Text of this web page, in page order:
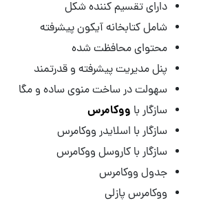
دارای تقسیم کننده شکل
شامل کتابخانه آیکون پیشرفته
محتوای محافظت شده
پنل مدیریت پیشرفته و قدرتمند
سهولت در ساختمنوی ساده و مگا
سازگار با ووکامرس
سازگار با اسلایدر ووکامرس
سازگار با کاروسل ووکامرس
جدول ووکامرس
ووکامرس پازلی